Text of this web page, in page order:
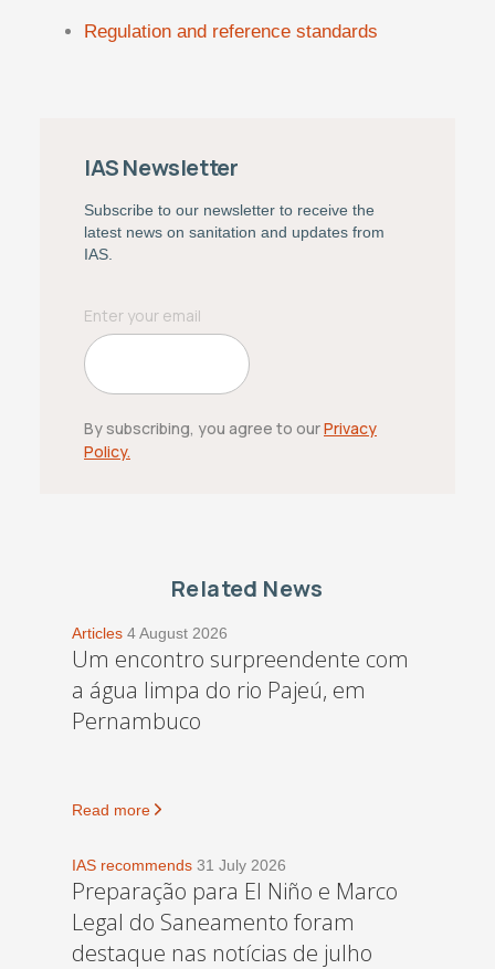
Regulation and reference standards
IAS Newsletter
Subscribe to our newsletter to receive the
latest news on sanitation and updates from
IAS.
By subscribing, you agree to ourPrivacy
Policy.
Related News
Articles 4 August 2026
Um encontro surpreendente com
a água limpa do rio Pajeú, em
Pernambuco
Read more
IAS recommends 31 July 2026
Preparação para El Niño e Marco
Legal do Saneamento foram
destaque nas notícias de julho